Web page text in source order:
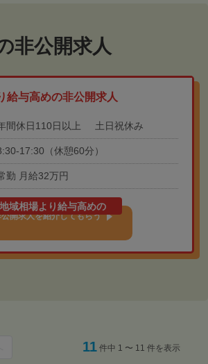
非公開求人
給与高めの非公開求人
間休日110日以上 土日祝休み
17:30（休憩60分）
勤 月給32万円
地域相場より給与高めの
開求人を紹介してもらう
11 件中 1 〜 11 件を表示